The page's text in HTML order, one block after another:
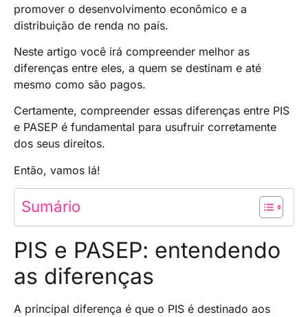
promover o desenvolvimento econômico e a
distribuição de renda no país.
Neste artigo você irá compreender melhor as
diferenças entre eles, a quem se destinam e até
mesmo como são pagos.
Certamente, compreender essas diferenças entre PIS
e PASEP é fundamental para usufruir corretamente
dos seus direitos.
Então, vamos lá!
Sumário
PIS e PASEP: entendendo
as diferenças
A principal diferença é que o PIS é destinado aos